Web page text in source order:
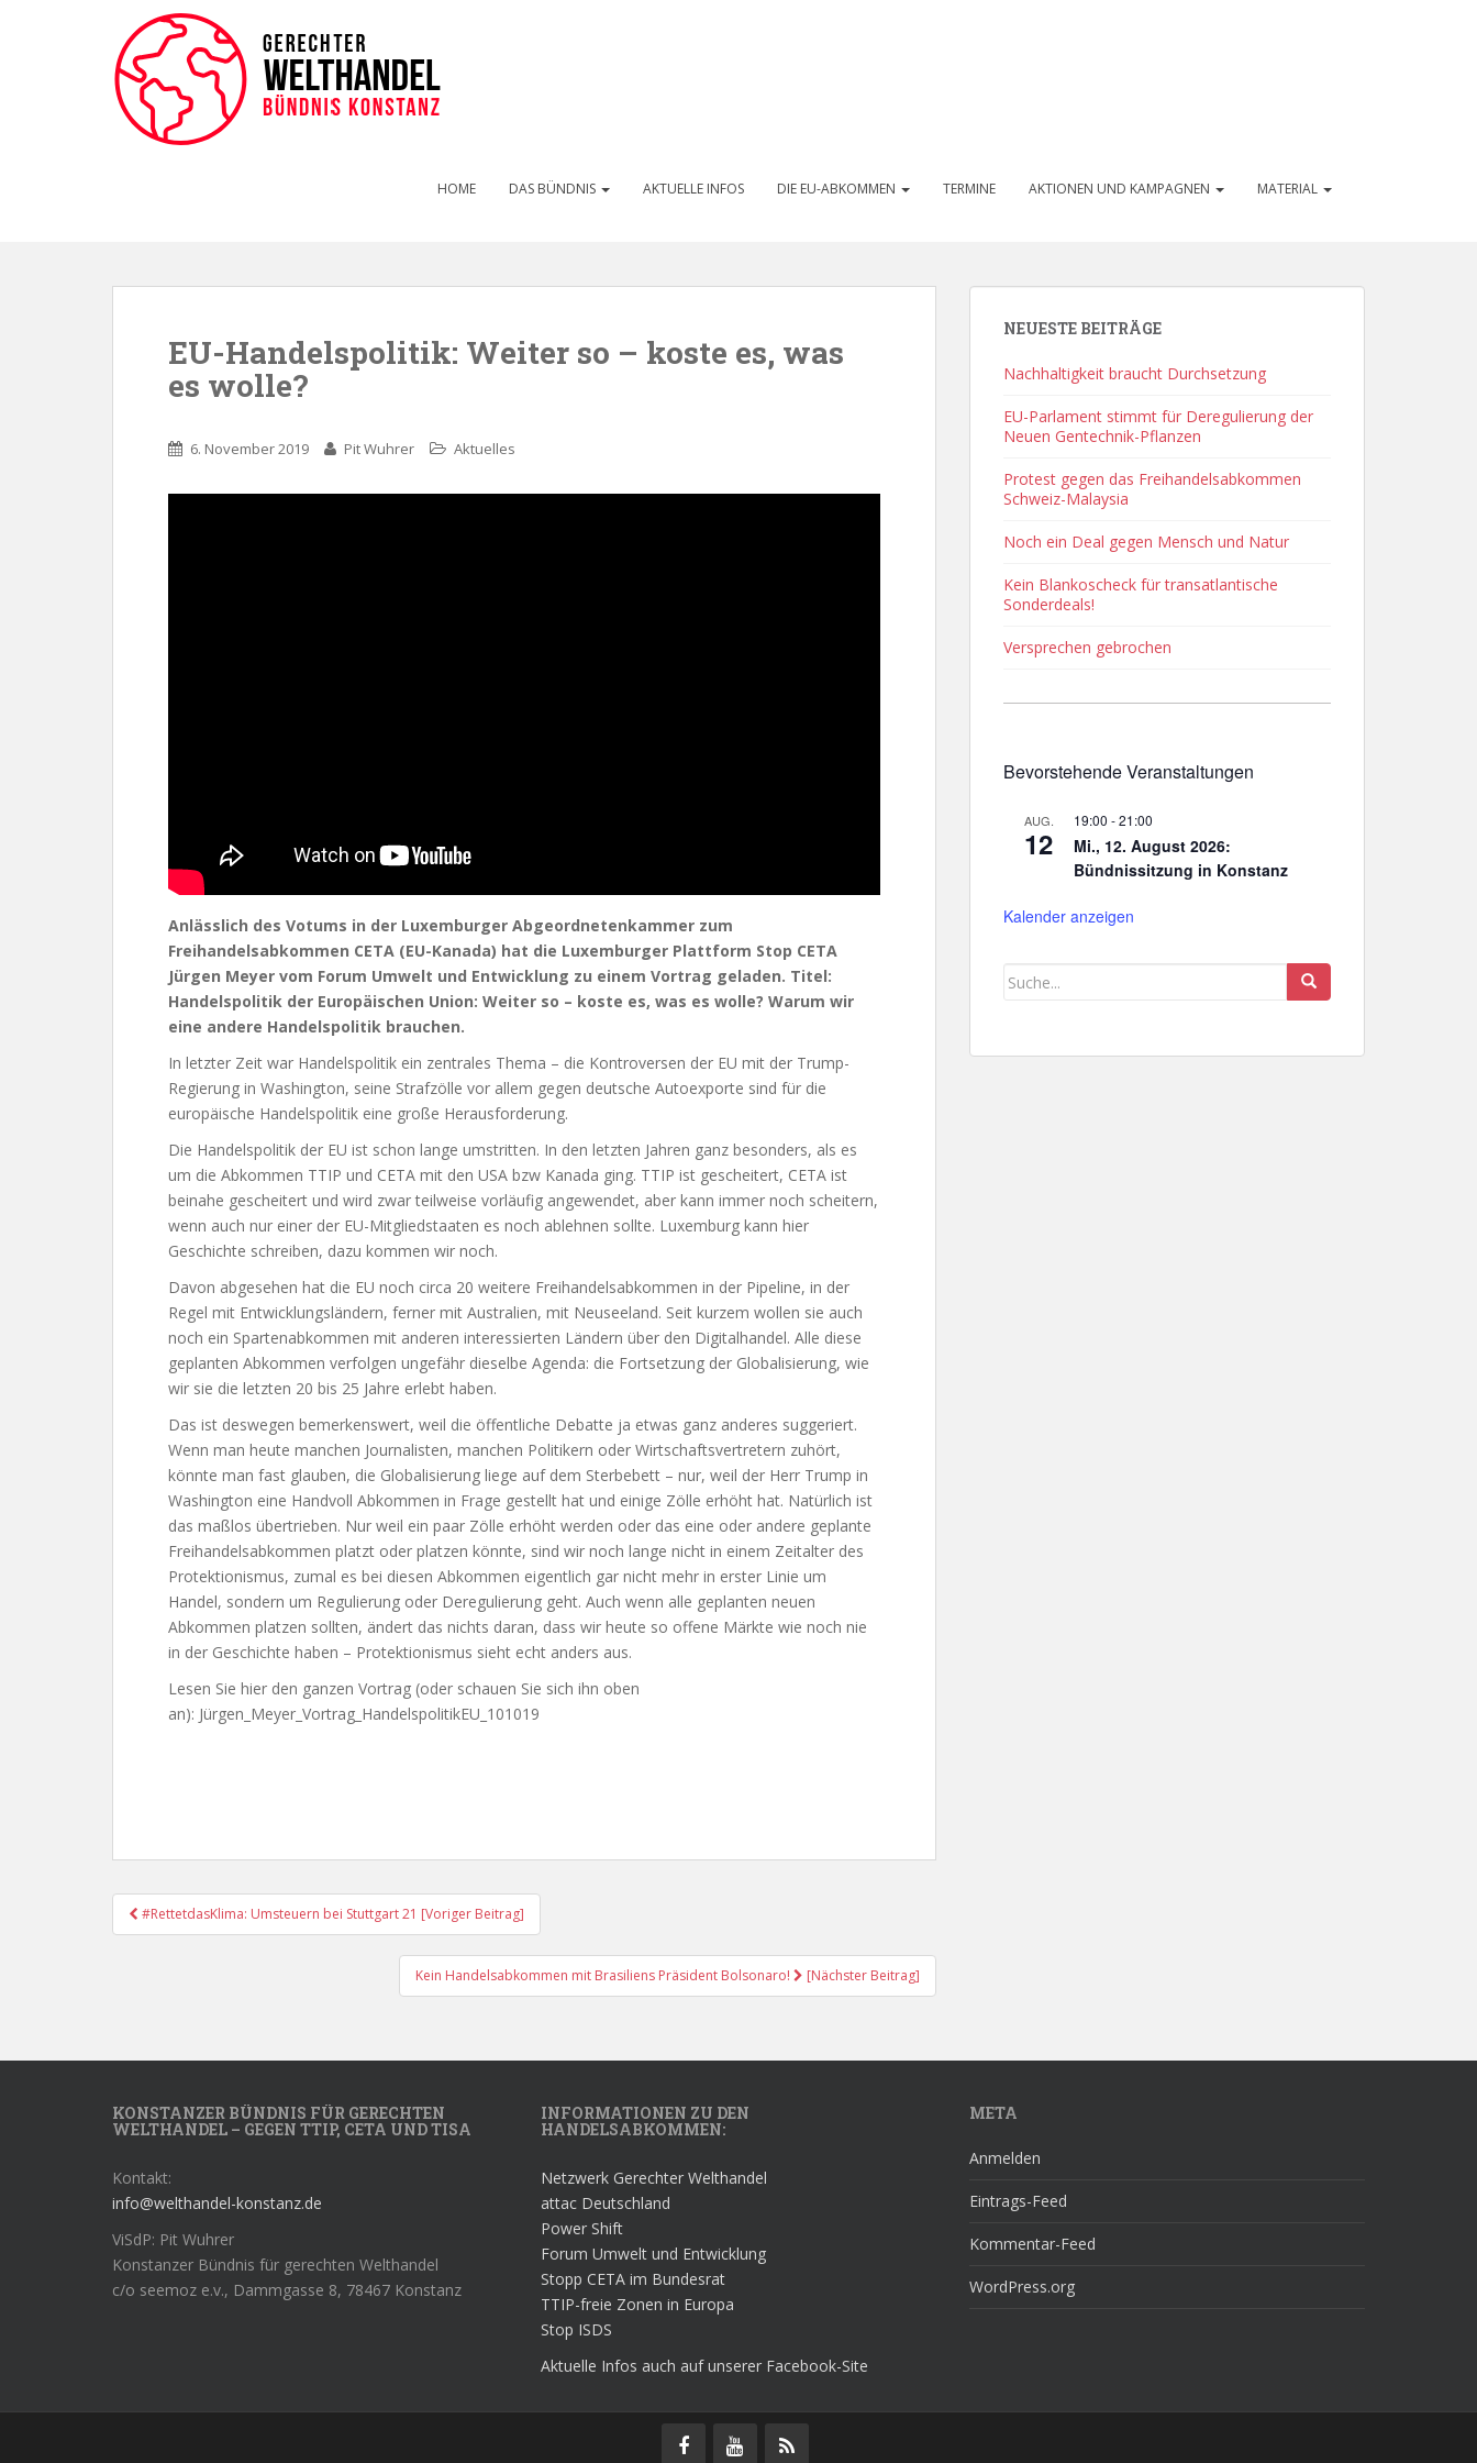
HOME DAS BÜNDNIS AKTUELLE INFOS DIE EU-ABKOMMEN TERMINE AKTIONEN UND KAMPAGNEN MATERIAL
EU-Handelspolitik: Weiter so – koste es, was
es wolle?
6. November 2019 Pit Wuhrer Aktuelles
Anlässlich des Votums in der Luxemburger Abgeordnetenkammer zum
Freihandelsabkommen CETA (EU-Kanada) hat die Luxemburger Plattform Stop CETA
Jürgen Meyer vom Forum Umwelt und Entwicklung zu einem Vortrag geladen. Titel:
Handelspolitik der Europäischen Union: Weiter so – koste es, was es wolle? Warum wir
eine andere Handelspolitik brauchen.
In letzter Zeit war Handelspolitik ein zentrales Thema – die Kontroversen der EU mit der Trump-
Regierung in Washington, seine Strafzölle vor allem gegen deutsche Autoexporte sind für die
europäische Handelspolitik eine große Herausforderung.
Die Handelspolitik der EU ist schon lange umstritten. In den letzten Jahren ganz besonders, als es
um die Abkommen TTIP und CETA mit den USA bzw Kanada ging. TTIP ist gescheitert, CETA ist
beinahe gescheitert und wird zwar teilweise vorläufig angewendet, aber kann immer noch scheitern,
wenn auch nur einer der EU-Mitgliedstaaten es noch ablehnen sollte. Luxemburg kann hier
Geschichte schreiben, dazu kommen wir noch.
Davon abgesehen hat die EU noch circa 20 weitere Freihandelsabkommen in der Pipeline, in der
Regel mit Entwicklungsländern, ferner mit Australien, mit Neuseeland. Seit kurzem wollen sie auch
noch ein Spartenabkommen mit anderen interessierten Ländern über den Digitalhandel. Alle diese
geplanten Abkommen verfolgen ungefähr dieselbe Agenda: die Fortsetzung der Globalisierung, wie
wir sie die letzten 20 bis 25 Jahre erlebt haben.
Das ist deswegen bemerkenswert, weil die öffentliche Debatte ja etwas ganz anderes suggeriert.
Wenn man heute manchen Journalisten, manchen Politikern oder Wirtschaftsvertretern zuhört,
könnte man fast glauben, die Globalisierung liege auf dem Sterbebett – nur, weil der Herr Trump in
Washington eine Handvoll Abkommen in Frage gestellt hat und einige Zölle erhöht hat. Natürlich ist
das maßlos übertrieben. Nur weil ein paar Zölle erhöht werden oder das eine oder andere geplante
Freihandelsabkommen platzt oder platzen könnte, sind wir noch lange nicht in einem Zeitalter des
Protektionismus, zumal es bei diesen Abkommen eigentlich gar nicht mehr in erster Linie um
Handel, sondern um Regulierung oder Deregulierung geht. Auch wenn alle geplanten neuen
Abkommen platzen sollten, ändert das nichts daran, dass wir heute so offene Märkte wie noch nie
in der Geschichte haben – Protektionismus sieht echt anders aus.
Lesen Sie hier den ganzen Vortrag (oder schauen Sie sich ihn oben
an): Jürgen_Meyer_Vortrag_HandelspolitikEU_101019
Post
Navigation
#RettetdasKlima: Umsteuern bei Stuttgart 21 [Voriger Beitrag]
Kein Handelsabkommen mit Brasiliens Präsident Bolsonaro! [Nächster Beitrag]
NEUESTE BEITRÄGE
Nachhaltigkeit braucht Durchsetzung
EU-Parlament stimmt für Deregulierung der
Neuen Gentechnik-Pflanzen
Protest gegen das Freihandelsabkommen
Schweiz-Malaysia
Noch ein Deal gegen Mensch und Natur
Kein Blankoscheck für transatlantische
Sonderdeals!
Versprechen gebrochen
Bevorstehende Veranstaltungen
AUG.
12
19:00 -21:00
Mi., 12. August 2026:
Bündnissitzung in Konstanz
Kalender anzeigen
KONSTANZER BÜNDNIS FÜR GERECHTEN
WELTHANDEL – GEGEN TTIP, CETA UND TISA
Kontakt:
info@welthandel-konstanz.de
ViSdP: Pit Wuhrer
Konstanzer Bündnis für gerechten Welthandel
c/o seemoz e.v., Dammgasse 8, 78467 Konstanz
INFORMATIONEN ZU DEN
HANDELSABKOMMEN:
Netzwerk Gerechter Welthandel
attac Deutschland
Power Shift
Forum Umwelt und Entwicklung
Stopp CETA im Bundesrat
TTIP-freie Zonen in Europa
Stop ISDS
Aktuelle Infos auch auf unserer Facebook-Site
META
Anmelden
Eintrags-Feed
Kommentar-Feed
WordPress.org